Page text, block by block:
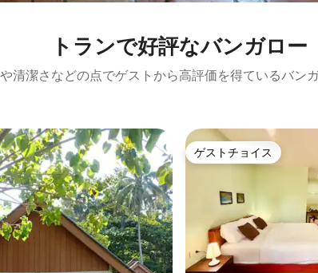
トランで好評なバンガロー
清潔さなどの点でゲストから高評価を得ているバン
ゲストチョイス
ゲストチョイス